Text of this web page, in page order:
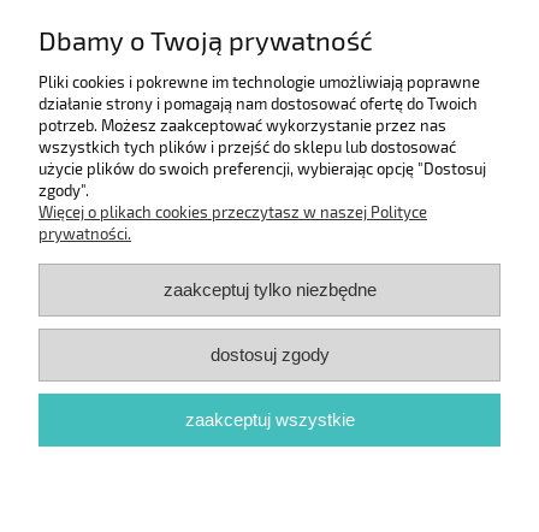
Moje konto
Informacje
Dbamy o Twoją prywatność
Pliki cookies i pokrewne im technologie umożliwiają poprawne
działanie strony i pomagają nam dostosować ofertę do Twoich
potrzeb. Możesz zaakceptować wykorzystanie przez nas
wszystkich tych plików i przejść do sklepu lub dostosować
użycie plików do swoich preferencji, wybierając opcję "Dostosuj
zgody".
Więcej o plikach cookies przeczytasz w naszej Polityce
prywatności.
zaakceptuj tylko niezbędne
dostosuj zgody
zaakceptuj wszystkie